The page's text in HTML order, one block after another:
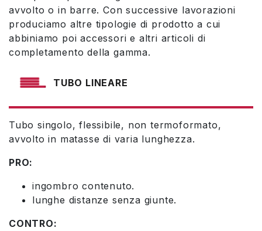
avvolto o in barre. Con successive lavorazioni
produciamo altre tipologie di prodotto a cui
abbiniamo poi accessori e altri articoli di
completamento della gamma.
TUBO LINEARE
Tubo singolo, flessibile, non termoformato,
avvolto in matasse di varia lunghezza.
PRO:
ingombro contenuto.
lunghe distanze senza giunte.
CONTRO: